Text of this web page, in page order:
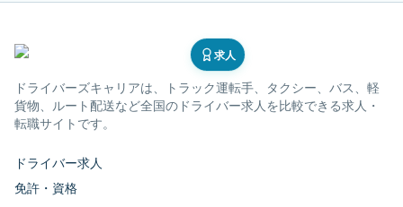
求人
ドライバーズキャリアは、トラック運転手、タクシー、バス、軽
貨物、ルート配送など全国のドライバー求人を比較できる求人・
転職サイトです。
ドライバー求人
免許・資格